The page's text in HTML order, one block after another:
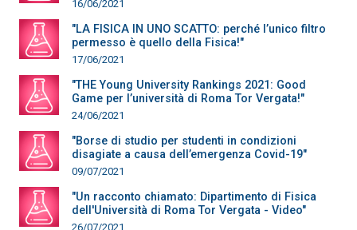
16/06/2021
"LA FISICA IN UNO SCATTO: perché l’unico filtro
permesso è quello della Fisica!"
17/06/2021
"THE Young University Rankings 2021: Good
Game per l’università di Roma Tor Vergata!"
24/06/2021
"Borse di studio per studenti in condizioni
disagiate a causa dell’emergenza Covid-19"
09/07/2021
"Un racconto chiamato: Dipartimento di Fisica
dell'Università di Roma Tor Vergata - Video"
26/07/2021